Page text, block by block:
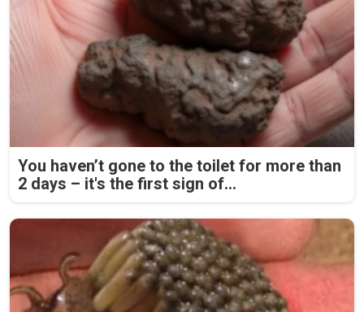
You haven’t gone to the toilet for more than
2 days – it's the first sign of...